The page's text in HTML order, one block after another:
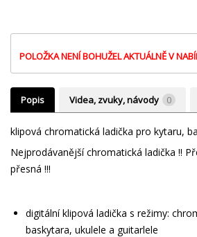
POLOŽKA NENÍ BOHUŽEL AKTUÁLNĚ V
Popis Videa, zvuky, návody 0
klipová chromatická ladička pro kytaru,
Nejprodávanější chromatická ladička !!
přesná !!!
digitální klipová ladička s režimy:
baskytara, ukulele a guitarlele